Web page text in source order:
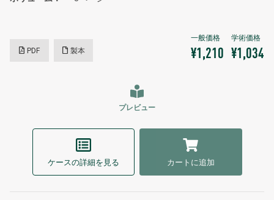
PDF 製本 ¥1,210 ¥1,034
プレビュー
ケースの詳細を見る カートに追加